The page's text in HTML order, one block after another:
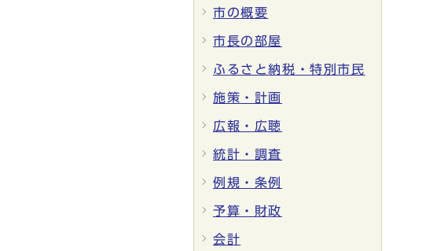
市の概要
市長の部屋
ふるさと納税・特別市民
施策・計画
広報・広聴
統計・調査
例規・条例
予算・財政
会計